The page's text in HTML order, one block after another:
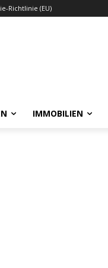
Richtlinie (EU)
IMMOBILIEN